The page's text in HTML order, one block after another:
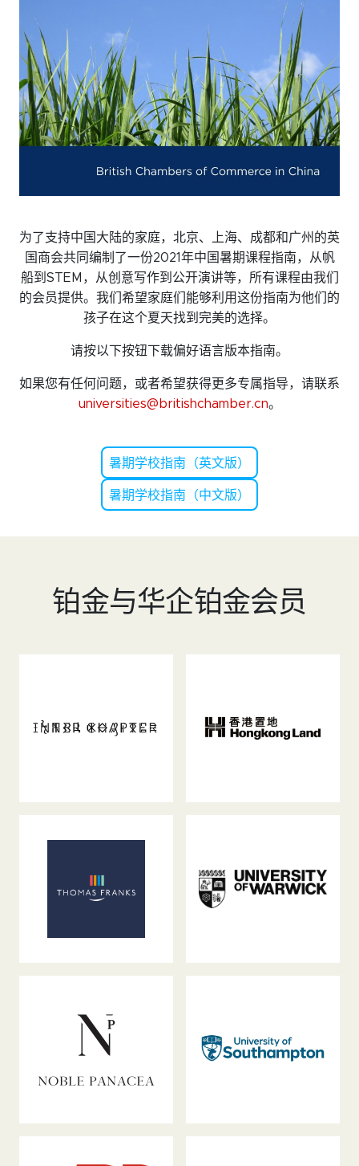
订阅周报
微信
领英
加入会员
联系我们
为了支持中国大陆的家庭，北京、上海、成都和广州的英
国商会共同编制了一份2021年中国暑期课程指南，从帆
船到 STEM ，从创意写作到公开演讲等，所有课程由我们
的会员提供。我们希望家庭们能够利用这份指南为他们的
孩子在这个夏天找到完美的选择。
请按以下按钮下载偏好语言版本指南。
如果您有任何问题，或者希望获得更多专属指导，请联系
universities@britishchamber.cn。
暑期学校指南（英文版）
暑期学校指南（中文版）
铂金与华企铂金会员